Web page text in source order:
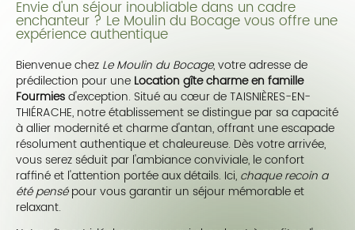
Envie d'un séjour inoubliable dans un cadre
enchanteur ? Le Moulin du Bocage vous offre une
expérience authentique
Bienvenue chez Le Moulin du Bocage, votre adresse de
prédilection pour une Location gîte charme en famille
Fourmiesd'exception. Situé au cœur de TAISNIÈRES-EN-
THIÉRACHE, notre établissement se distingue par sa capacité
à allier modernité et charme d'antan, offrant une escapade
résolument authentique et chaleureuse. Dès votre arrivée,
vous serez séduit par l'ambiance conviviale, le confort
raffiné et l'attention portée aux détails. Ici, chaque recoin a
été pensépour vous garantir un séjour mémorable et
relaxant.